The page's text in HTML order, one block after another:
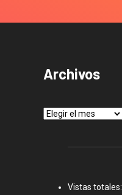
Archivos
Archivos
Vistas totales: